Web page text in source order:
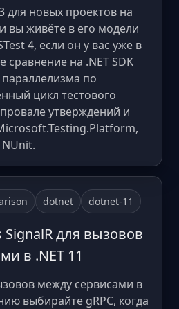
для новых проектов на
вы живёте в его модели
4, если он у вас уже в
на .NET SDK
по
цикл тестового
утверждений и
dotnet dotnet-11
SignalR для вызовов
в .NET 11
между сервисами в
выбирайте gRPC, когда